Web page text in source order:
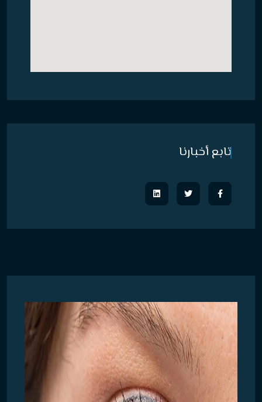
تابع أخبارنا